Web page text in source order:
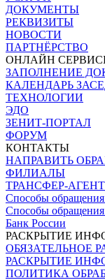
ДОКУМЕНТЫ
РЕКВИЗИТЫ
НОВОСТИ
ПАРТНЁРСТВО
ОНЛАЙН
ЗАПОЛНЕНИЕ
КАЛЕНДАРЬ
ТЕХНОЛОГИИ
ЭДО
ЗЕНИТ-ПОРТАЛ
ФОРУМ
КОНТАКТЫ
НАПРАВИТЬ
ФИЛИАЛЫ
ТРАНСФЕР-
Способы
Способы
Банк России
РАСКРЫТИЕ
ОБЯЗАТЕЛЬНОЕ
РАСКРЫТИЕ
ПОЛИТИКА